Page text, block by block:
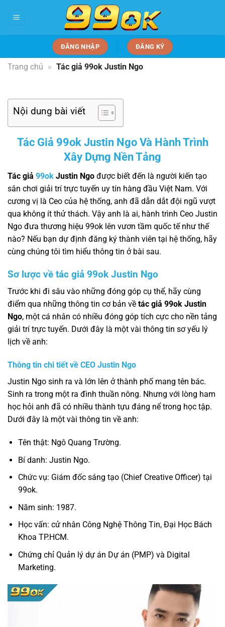
qua
ĐĂNG NHẬP ĐĂNG KÝ
Trang chủ » Tác giả 99ok Justin Ngo
Nội dung bài viết
Tác Giả 99ok Justin Ngo Và Hành Trình
Xây Dựng Nền Tảng
Tác giả 99ok Justin Ngo được biết đến là người kiến tạo
sân chơi giải trí trực tuyến uy tín hàng đầu Việt Nam. Với
cương vị là Ceo của hệ thống, anh đã dẫn dắt đội ngũ vượt
qua không ít thử thách. Vậy anh là ai, hành trình Ceo Justin
Ngo đưa thương hiệu 99ok lên vươn tầm quốc tế như thế
nào? Nếu bạn dự định đăng ký thành viên tại hệ thống, hãy
cùng chúng tôi tìm hiểu thông tin ở bài sau.
Sơ lược về tác giả 99ok Justin Ngo
Trước khi đi sâu vào những đóng góp cụ thể, hãy cùng
điểm qua những thông tin cơ bản về tác giả 99ok Justin
Ngo, một cá nhân có nhiều đóng góp tích cực cho nền tảng
giải trí trực tuyến. Dưới đây là một vài thông tin sơ yếu lý
lịch về anh:
Thông tin chi tiết về CEO Justin Ngo
Justin Ngo sinh ra và lớn lên ở thành phố mang tên bác.
Sinh ra trong một ra đình thuần nông. Nhưng với lòng ham
học hỏi anh đã có nhiều thành tựu đáng nể trong học tập.
Dưới đây là một vài thông tin về anh:
Tên thật: Ngô Quang Trường.
Bí danh: Justin Ngo.
Chức vụ: Giám đốc sáng tạo (Chief Creative Officer) tại
99ok.
Năm sinh: 1987.
Học vấn: cử nhân Công Nghệ Thông Tin, Đại Học Bách
Khoa TP.HCM.
Chứng chỉ Quản lý dự án Dự án (PMP) và Digital
Marketing.